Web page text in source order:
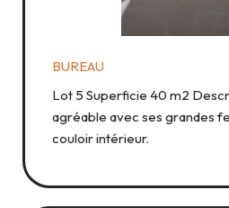
BUREAU
Lot 5 Superficie 40 m2
agréable avec ses grandes
couloir intérieur.